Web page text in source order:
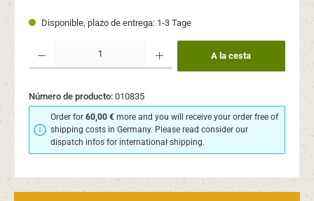
Disponible, plazo de entrega: 1-3 Tage
A la cesta
Número de producto: 010835
Order for60,00 € more and you will receive your order free of
shipping costs in Germany. Please read consider our
dispatch infos for international shipping.